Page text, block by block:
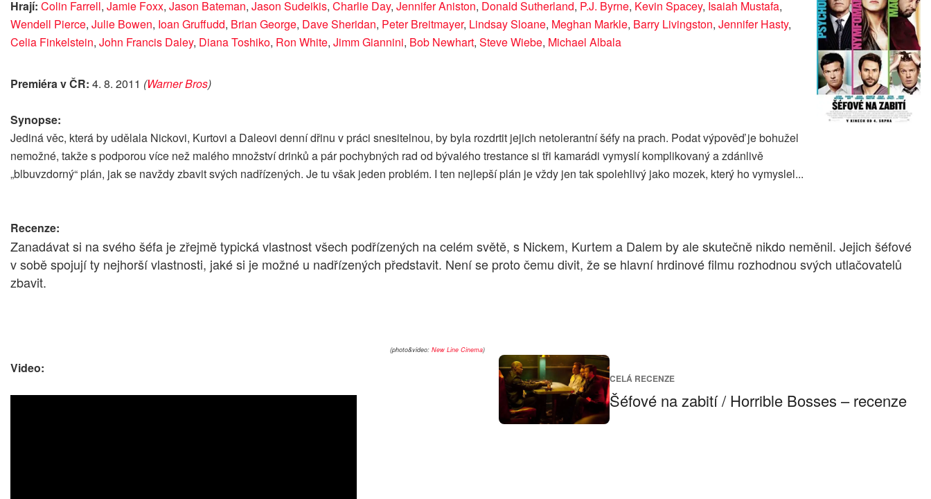
Hrají: Colin Farrell, Jamie Foxx, Jason Bateman, Jason Sudeikis, Charlie Day, Jennifer Aniston, Donald Sutherland, P.J. Byrne, Kevin Spacey, Isaiah Mustafa,
Wendell Pierce, Julie Bowen, Ioan Gruffudd, Brian George, Dave Sheridan, Peter Breitmayer, Lindsay Sloane, Meghan Markle, Barry Livingston, Jennifer Hasty,
Celia Finkelstein, John Francis Daley, Diana Toshiko, Ron White, Jimm Giannini, Bob Newhart, Steve Wiebe, Michael Albala
Premiéra v ČR: 4. 8. 2011 (Warner Bros)
Synopse:
Jediná věc, která by udělala Nickovi, Kurtovi a Daleovi denní dřinu v práci snesitelnou, by byla rozdrtit jejich netolerantní šéfy na prach. Podat výpověď je bohužel
nemožné, takže s podporou více než malého množství drinků a pár pochybných rad od bývalého trestance si tři kamarádi vymyslí komplikovaný a zdánlivě
„blbuvzdorný“ plán, jak se navždy zbavit svých nadřízených. Je tu však jeden problém. I ten nejlepší plán je vždy jen tak spolehlivý jako mozek, který ho vymyslel...
Recenze:
Zanadávat si na svého šéfa je zřejmě typická vlastnost všech podřízených na celém světě, s Nickem, Kurtem a Dalem by ale skutečně nikdo neměnil. Jejich šéfové
v sobě spojují ty nejhorší vlastnosti, jaké si je možné u nadřízených představit. Není se proto čemu divit, že se hlavní hrdinové filmu rozhodnou svých utlačovatelů
zbavit.
CELÁ RECENZE
Šéfové na zabití / Horrible Bosses – recenze
(photo&video: New Line Cinema)
Video: